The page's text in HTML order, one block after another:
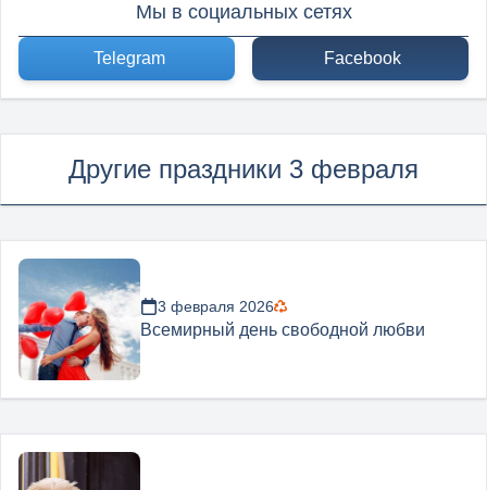
Мы в социальных сетях
Telegram Facebook
Другие праздники 3 февраля
3 февраля 2026
Всемирный день свободной любви